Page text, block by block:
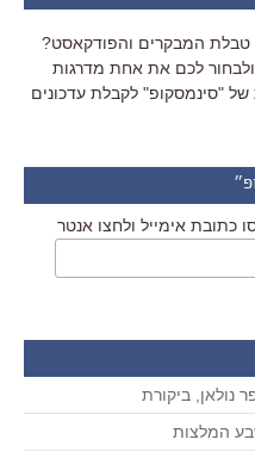
טבלת המבקרים והפודקאסט?
ולבחור לכם את אחת מדרגות
"סינמסקופ" לקבלת עדכונים
כתובת אימייל ולחצו אנטר
נולאן, ביקורת